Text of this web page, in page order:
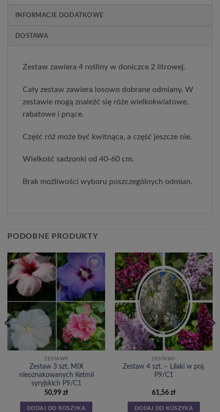
INFORMACJE DODATKOWE
DOSTAWA
Zestaw zawiera 4 rośliny w doniczce 2 litrowej.
Cały zestaw zawiera losowo dobrane odmiany. W
zestawie mogą znaleźć się róże wielkokwiatowe,
rabatowe i pnące.
Część róż może być kwitnąca, a część jeszcze nie.
Wielkość sadzonki od 40-60 cm.
Brak możliwości wyboru poszczególnych odmian.
PODOBNE PRODUKTY
Dodaj
do
listy
życzeń
ZESTAWY
Zestaw 3 szt, MIX
nieoznakowanych Ketmii
syryjskich P9/C1
50,99 zł
DODAJ DO KOSZYKA
Dodaj
do
listy
życzeń
ZESTAWY
Zestaw 4 szt. – Lilaki w poj.
P9/C1
61,56 zł
DODAJ DO KOSZYKA